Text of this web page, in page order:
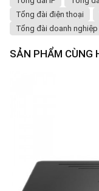
Tổng đài điện thoại
Tổng đài doanh nghiệp
SẢN PHẨM CÙNG